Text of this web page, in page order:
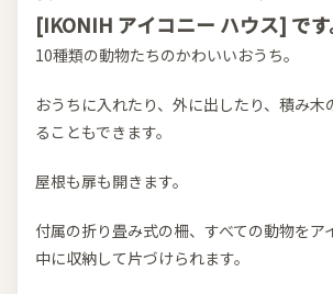
[IKONIH アイコニー ハウス] です
10種類の動物たちのかわいいおうち。
おうちに入れたり、外に出したり、積み木
ることもできます。
屋根も扉も開きます。
付属の折り畳み式の柵、すべての動物をア
中に収納して片づけられます。